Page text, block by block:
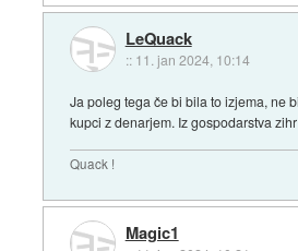
LeQuack
:: 11. jan 2024, 10:14
Ja poleg tega če bi bila to izjema, ne
kupci z denarjem. Iz gospodarstva
Quack !
Magic1